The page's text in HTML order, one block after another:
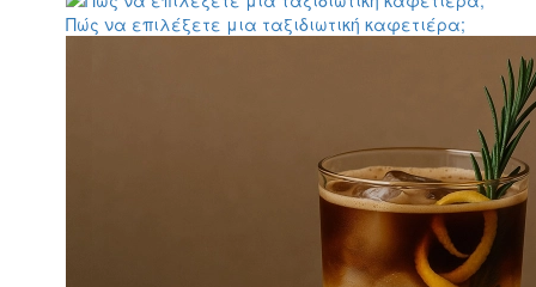
Πώς να επιλέξετε μια ταξιδιωτική καφετιέρα;